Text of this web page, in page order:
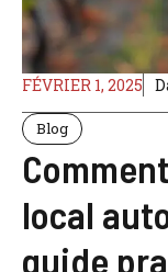
FÉVRIER 1, 2025
Blog
local
guide